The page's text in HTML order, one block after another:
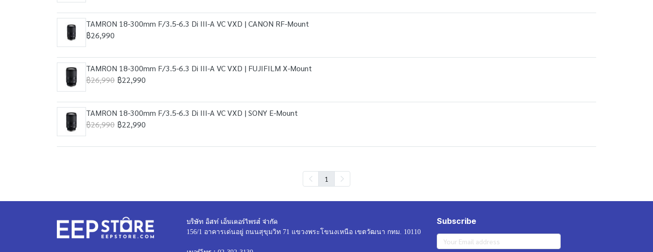
TAMRON 18-300mm F/3.5-6.3 Di III-A VC VXD | CANON RF-Mount
฿26,990
TAMRON 18-300mm F/3.5-6.3 Di III-A VC VXD | FUJIFILM X-Mount
฿26,990 ฿22,990
TAMRON 18-300mm F/3.5-6.3 Di III-A VC VXD | SONY E-Mount
฿26,990 ฿22,990
1
บริษัท อิสท์ เอ็นเตอร์ไพรส์ จำกัด
156/1 อาคารเด่นอยู่ ถนนสุขุมวิท 71 แขวงพระโขนงเหนือ เขตวัฒนา กทม. 10110
Subscribe